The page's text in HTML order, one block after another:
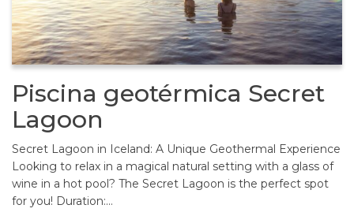
Piscina geotérmica Secret
Lagoon
Secret Lagoon in Iceland: A Unique Geothermal Experience
Looking to relax in a magical natural setting with a glass of
wine in a hot pool? The Secret Lagoon is the perfect spot
for you! Duration:…